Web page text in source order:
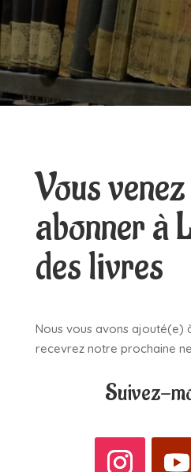
Vous
abonner à
des livres
Nous vous avons ajouté(e)
recevrez notre prochaine
Suivez-